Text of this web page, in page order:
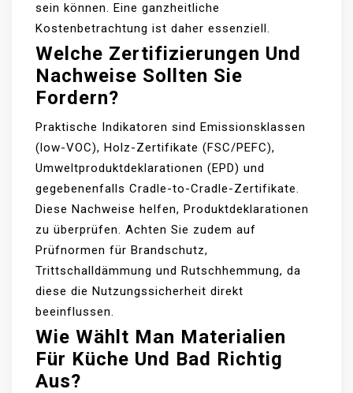
sein können. Eine ganzheitliche
Kostenbetrachtung ist daher essenziell.
Welche Zertifizierungen Und
Nachweise Sollten Sie
Fordern?
Praktische Indikatoren sind Emissionsklassen
(low-VOC), Holz-Zertifikate (FSC/PEFC),
Umweltproduktdeklarationen (EPD) und
gegebenenfalls Cradle-to-Cradle-Zertifikate.
Diese Nachweise helfen, Produktdeklarationen
zu überprüfen. Achten Sie zudem auf
Prüfnormen für Brandschutz,
Trittschalldämmung und Rutschhemmung, da
diese die Nutzungssicherheit direkt
beeinflussen.
Wie Wählt Man Materialien
Für Küche Und Bad Richtig
Aus?